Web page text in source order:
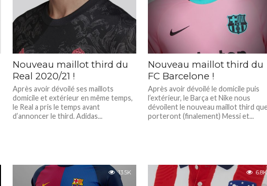
Nouveau maillot third du
Real 2020/21 !
Après avoir dévoilé ses maillots
domicile et extérieur en même temps,
le Real a pris le temps avant
d’annoncer le third. Adidas...
Nouveau maillot third du
FC Barcelone !
Après avoir dévoilé le domicile puis
l’extérieur, le Barça et Nike nous
dévoilent le nouveau maillot third
porteront (finalement) Messi et...
13.5K 6.8K